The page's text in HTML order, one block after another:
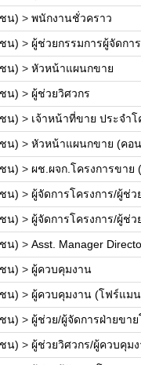
น) > พนักงานชั่วคราว
น) > ผู้ช่วยกรรมการผู้จัดกา
น) > หัวหน้าแผนกขาย
น) > ผู้ช่วยวิศวกร
น) > เจ้าหน้าที่ขาย ประจำโ
น) > หัวหน้าแผนกขาย (คอ
น) > ผช.ผจก.โครงการขาย
น) > ผู้จัดการโครงการ/ผู้ช่
น) > ผู้จัดการโครงการ/ผู้ช่
น) > Asst. Manager
น) > ผู้ควบคุมงาน
น) > ผู้ควบคุมงาน (โฟร์แม
น) > ผู้ช่วย/ผู้จัดการฝ่ายขาย
น) > ผู้ช่วยวิศวกร/ผู้ควบคุม